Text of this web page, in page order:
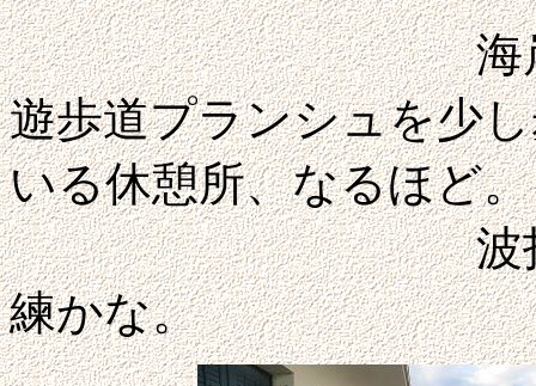
海岸へ出た。
遊歩道プランシュを少
いる休憩所、なるほど。
波打ち際を馬
練かな。